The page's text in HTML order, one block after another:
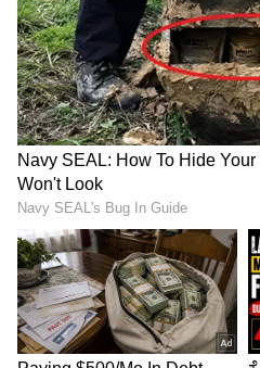
ಶ್ರಮವಹಿಸಿ ಓದುತ್ತಿದ್ದೆನು.
ಆಗಬೇಕು
ಟಾಪರ್‌ ಯಶಸ್‌ಗೌಡ